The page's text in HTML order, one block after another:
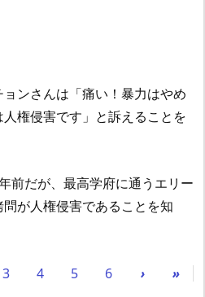
ンさんは「痛い！暴力はやめ
権侵害です」と訴えることを
前だが、最高学府に通うエリー
が人権侵害であることを知
3 4 5 6 › »